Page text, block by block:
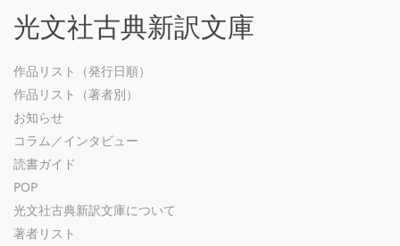
光文社古典新訳文庫
作品リスト（発行日順）
作品リスト（著者別）
お知らせ
コラム／インタビュー
読書ガイド
POP
光文社古典新訳文庫について
著者リスト